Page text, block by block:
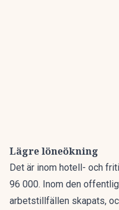
Lägre löneökning
Det är inom hotell- och
96 000. Inom den
arbetstillfällen skapats,